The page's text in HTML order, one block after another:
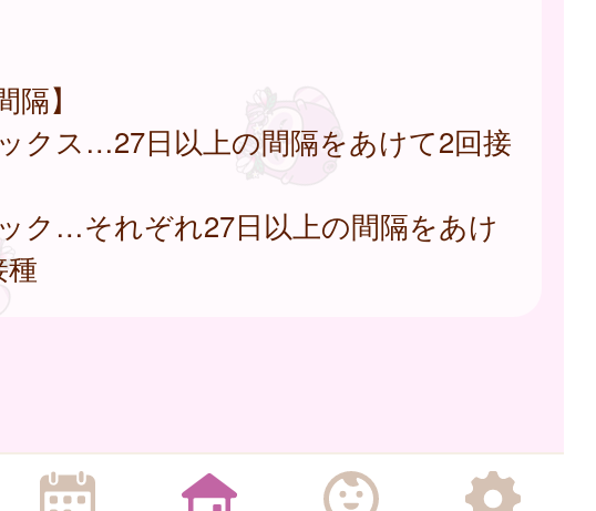
隔】
クス…27日以上の間隔をあけて2回接
ク…それぞれ27日以上の間隔をあけ
種